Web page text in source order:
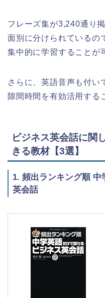
フレーズ集が3,240通り
面別に分けられているの
集中的に学習することが
さらに、英語音声も付い
隙間時間を有効活用する
ビジネス英会話に関
きる教材【3選】
1. 頻出ランキング順
英会話